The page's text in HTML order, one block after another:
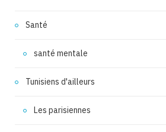
Santé
santé mentale
Tunisiens d'ailleurs
Les parisiennes